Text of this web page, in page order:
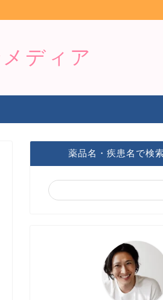
ディア
薬品名・疾患名で検